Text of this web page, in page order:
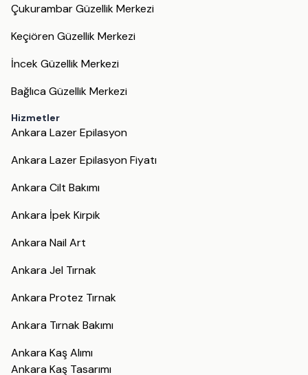
Çukurambar Güzellik Merkezi
Keçiören Güzellik Merkezi
İncek Güzellik Merkezi
Bağlıca Güzellik Merkezi
Hizmetler
Ankara Lazer Epilasyon
Ankara Lazer Epilasyon Fiyatı
Ankara Cilt Bakımı
Ankara İpek Kirpik
Ankara Nail Art
Ankara Jel Tırnak
Ankara Protez Tırnak
Ankara Tırnak Bakımı
Ankara Kaş Alımı
Ankara Kaş Tasarımı